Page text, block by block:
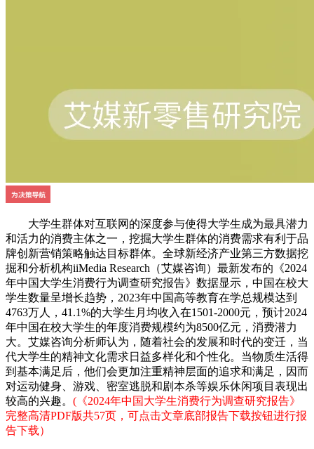
大学生群体对互联网的深度参与使得大学生成为最具潜力
和活力的消费主体之一，挖掘大学生群体的消费需求有利于品
牌创新营销策略触达目标群体。全球新经济产业第三方数据挖
掘和分析机构iiMedia Research（艾媒咨询）最新发布的《2024
年中国大学生消费行为调查研究报告》数据显示，中国在校大
学生数量呈增长趋势，2023年中国高等教育在学总规模达到
4763万人，41.1%的大学生月均收入在1501-2000元，预计2024
年中国在校大学生的年度消费规模约为8500亿元，消费潜力
大。艾媒咨询分析师认为，随着社会的发展和时代的变迁，当
代大学生的精神文化需求日益多样化和个性化。当物质生活得
到基本满足后，他们会更加注重精神层面的追求和满足，因而
对运动健身、游戏、密室逃脱和剧本杀等娱乐休闲项目表现出
较高的兴趣。 (《2024年中国大学生消费行为调查研究报告》
完整高清PDF版共57页，可点击文章底部报告下载按钮进行报
告下载）